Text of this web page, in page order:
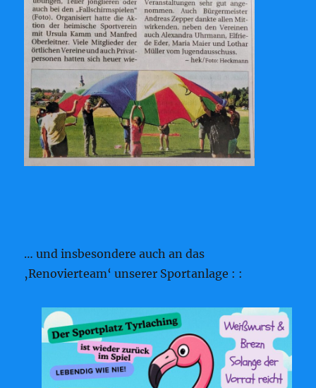
… und insbesondere auch an das
‚Renovierteam‘ unserer Sportanlage : :